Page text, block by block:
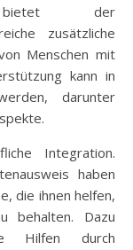
bietet der
zusätzliche
Menschen mit
kann in
darunter
Integration.
haben
die ihnen helfen,
behalten. Dazu
Hilfen durch